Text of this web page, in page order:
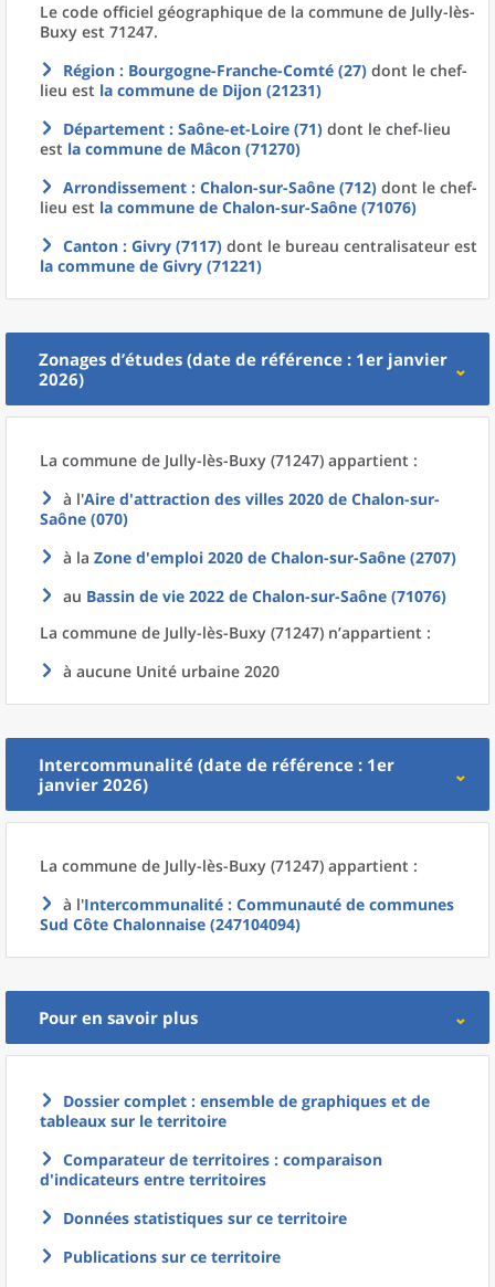
Le code officiel géographique de la commune de Jully-lès-
Buxy est 71247.
Région : Bourgogne-Franche-Comté (27) dont le chef-
lieu est la commune de Dijon (21231)
Département : Saône-et-Loire (71) dont le chef-lieu
est la commune de Mâcon (71270)
Arrondissement : Chalon-sur-Saône (712) dont le chef-
lieu est la commune de Chalon-sur-Saône (71076)
Canton : Givry (7117) dont le bureau centralisateur est
la commune de Givry (71221)
Zonages d’études (date de référence : 1er janvier
2026)
La commune de Jully-lès-Buxy (71247) appartient :
à l'Aire d'attraction des villes 2020 de Chalon-sur-
Saône (070)
à la Zone d'emploi 2020 de Chalon-sur-Saône (2707)
au Bassin de vie 2022 de Chalon-sur-Saône (71076)
La commune de Jully-lès-Buxy (71247) n’appartient :
à aucune Unité urbaine 2020
Intercommunalité (date de référence : 1er
janvier 2026)
La commune de Jully-lès-Buxy (71247) appartient :
à l'Intercommunalité : Communauté de communes
Sud Côte Chalonnaise (247104094)
Pour en savoir plus
Dossier complet : ensemble de graphiques et de
tableaux sur le territoire
Comparateur de territoires : comparaison
d'indicateurs entre territoires
Données statistiques sur ce territoire
Publications sur ce territoire